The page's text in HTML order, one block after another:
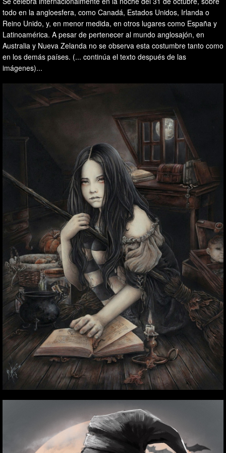
todo en la angloesfera, como Canadá, Estados Unidos, Irlanda o
Reino Unido, y, en menor medida, en otros lugares como España y
Latinoamérica. A pesar de pertenecer al mundo anglosajón, en
Australia y Nueva Zelanda no se observa esta costumbre tanto como
en los demás países. (... continúa el texto después de las
imágenes)...